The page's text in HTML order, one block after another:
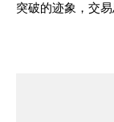
突破的迹象，交